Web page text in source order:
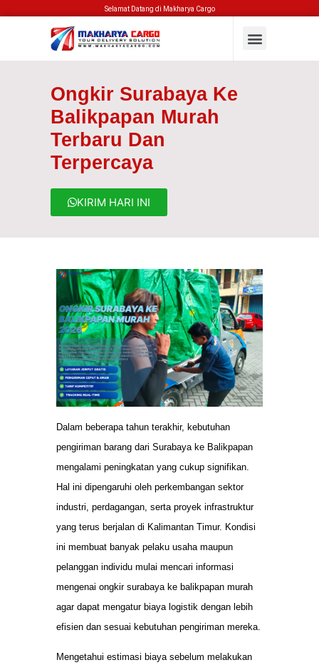
Selamat Datang di Makharya Cargo
Ongkir Surabaya Ke
Balikpapan Murah
Terbaru Dan
Terpercaya
KIRIM HARI INI
Dalam beberapa tahun terakhir, kebutuhan
pengiriman barang dari Surabaya ke Balikpapan
mengalami peningkatan yang cukup signifikan.
Hal ini dipengaruhi oleh perkembangan sektor
industri, perdagangan, serta proyek infrastruktur
yang terus berjalan di Kalimantan Timur. Kondisi
ini membuat banyak pelaku usaha maupun
pelanggan individu mulai mencari informasi
mengenai ongkir surabaya ke balikpapan murah
agar dapat mengatur biaya logistik dengan lebih
efisien dan sesuai kebutuhan pengiriman mereka.
Mengetahui estimasi biaya sebelum melakukan